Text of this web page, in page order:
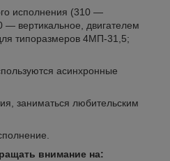
исполнения (310 —
— вертикальное, двигателем
типоразмеров 4МП-31,5;
асинхронные
заниматься любительским
внимание на: